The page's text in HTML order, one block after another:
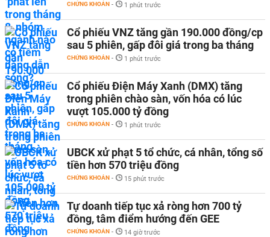
CHỨNG KHOÁN - 1 phút trước
Cổ phiếu VNZ tăng gần 190.000 đồng/cp
sau 5 phiên, gấp đôi giá trong ba tháng
CHỨNG KHOÁN - 1 phút trước
Cổ phiếu Điện Máy Xanh (DMX) tăng
trong phiên chào sàn, vốn hóa có lúc
vượt 105.000 tỷ đồng
CHỨNG KHOÁN - 1 phút trước
UBCK xử phạt 5 tổ chức, cá nhân, tổng số
tiền hơn 570 triệu đồng
CHỨNG KHOÁN - 15 phút trước
Tự doanh tiếp tục xả ròng hơn 700 tỷ
đồng, tâm điểm hướng đến GEE
CHỨNG KHOÁN - 14 giờ trước